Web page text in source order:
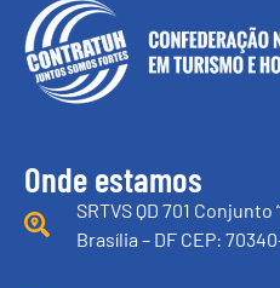
Onde estamos
SRTVS QD 701 Conjunto
Brasília – DF CEP: